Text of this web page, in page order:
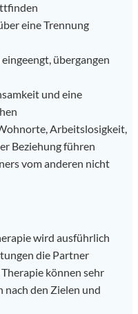
eine Trennung
übergangen
und eine
Arbeitslosigkeit,
Beziehung führen
vom anderen nicht
wird ausführlich
die Partner
können sehr
nach den Zielen und